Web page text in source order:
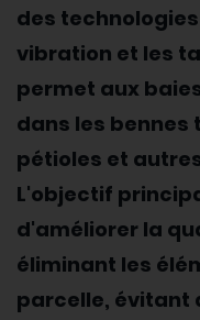
des
vibration et les
permet aux
dans les bennes
pétioles et
L'objectif
d'améliorer la
éliminant les
parcelle, évitant